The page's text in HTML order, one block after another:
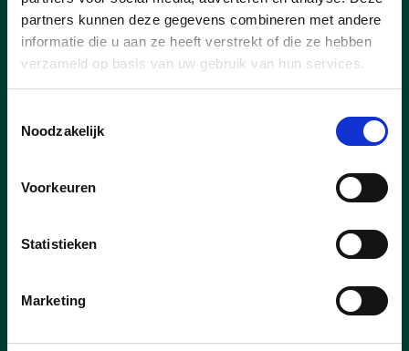
partners kunnen deze gegevens combineren met andere
informatie die u aan ze heeft verstrekt of die ze hebben
verzameld op basis van uw gebruik van hun services.
Noodzakelijk
Voorkeuren
Statistieken
Marketing
meerjarenplan wordt voor veel inwoners
van Essen de impact van de gewijzigde
gemeentelijke belastingen stilaan
concreet. Heel wat inwoners kregen de
voorbije weken hun aanslagbiljet voor de
stellen vast dat het te betalen bedrag
verschil.
lees meer
STEFF NOUWS